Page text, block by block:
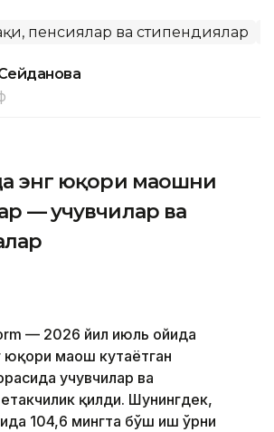
пенсиялар ва стипендиялар
энг юқори маошни
— учувчилар ва
— 2026 йил июль ойида
юқори маош кутаётган
учувчилар ва
қилди. Шунингдек,
104,6 мингта бўш иш ўрни